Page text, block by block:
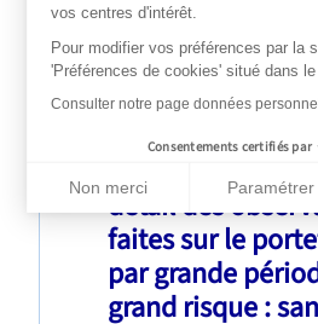
Dans la note
ci-dessous, je
détail des
faites sur le
par grande
grand risque :
vos centres d'intérêt.
Pour modifier vos préférences par la
'Préférences de cookies' situé dans le
Consulter notre page données
Consentements certifiés par
Non merci Paramétrer
Axeptio consent
Plateforme de Gestion du
Notre plateforme vous permet